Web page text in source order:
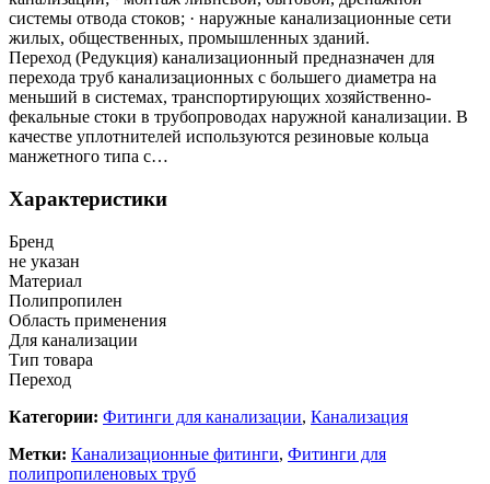
системы отвода стоков; · наружные канализационные сети
жилых, общественных, промышленных зданий.
Переход (Редукция) канализационный предназначен для
перехода труб канализационных с большего диаметра на
меньший в системах, транспортирующих хозяйственно-
фекальные стоки в трубопроводах наружной канализации. В
качестве уплотнителей используются резиновые кольца
манжетного типа с…
Характеристики
Бренд
не указан
Материал
Полипропилен
Область применения
Для канализации
Тип товара
Переход
Категории: Фитинги для канализации, Канализация
Метки: Канализационные фитинги, Фитинги для
полипропиленовых труб